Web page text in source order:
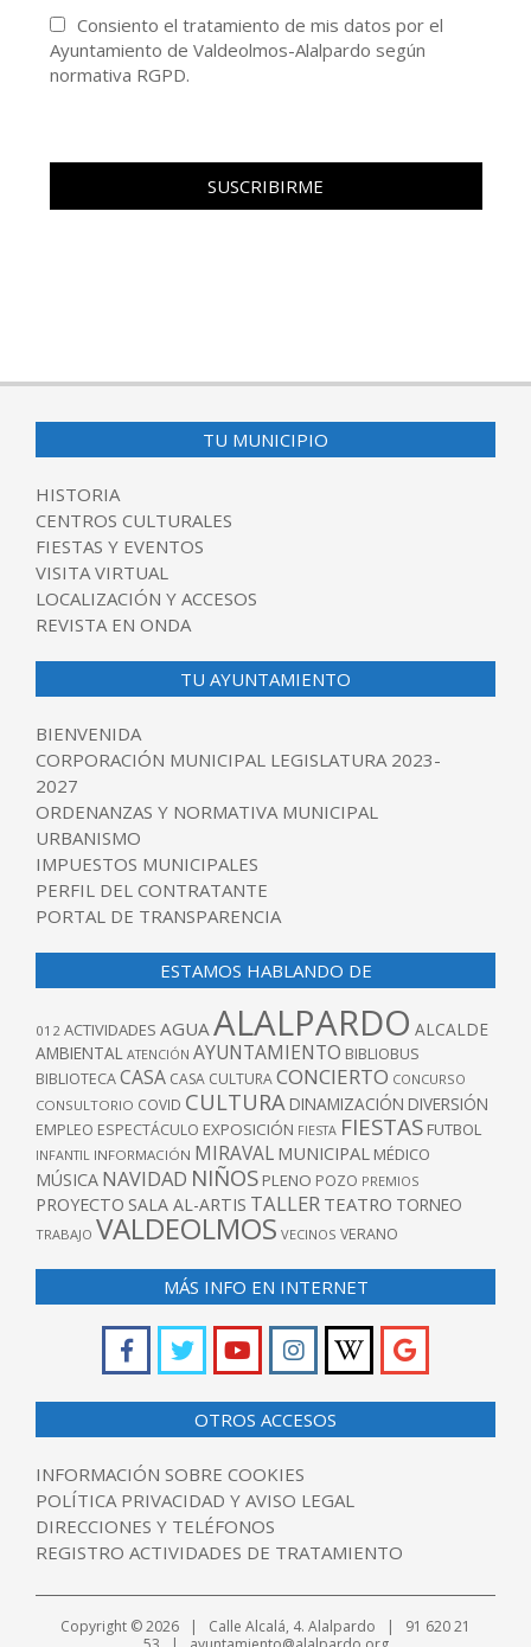
Consiento el tratamiento de mis datos por el
Ayuntamiento de Valdeolmos-Alalpardo según
normativa RGPD.
TU MUNICIPIO
HISTORIA
CENTROS CULTURALES
FIESTAS Y EVENTOS
VISITA VIRTUAL
LOCALIZACIÓN Y ACCESOS
REVISTA EN ONDA
TU AYUNTAMIENTO
BIENVENIDA
CORPORACIÓN MUNICIPAL LEGISLATURA 2023-
2027
ORDENANZAS Y NORMATIVA MUNICIPAL
URBANISMO
IMPUESTOS MUNICIPALES
PERFIL DEL CONTRATANTE
PORTAL DE TRANSPARENCIA
ESTAMOS HABLANDO DE
012 ACTIVIDADES AGUA ALALPARDO ALCALDE
AMBIENTAL ATENCIÓN AYUNTAMIENTO BIBLIOBUS
BIBLIOTECACASA CASA CULTURACONCIERTO CONCURSO
CONSULTORIO COVID CULTURA DINAMIZACIÓN DIVERSIÓN
EMPLEO ESPECTÁCULO EXPOSICIÓN FIESTA FIESTAS FUTBOL
INFANTIL INFORMACIÓN MIRAVAL MUNICIPAL MÉDICO
MÚSICA NAVIDAD NIÑOS PLENO POZO PREMIOS
PROYECTO SALA AL-ARTIS TALLER TEATRO TORNEO
TRABAJO VALDEOLMOS VECINOS VERANO
MÁS INFO EN INTERNET
OTROS ACCESOS
INFORMACIÓN SOBRE COOKIES
POLÍTICA PRIVACIDAD Y AVISO LEGAL
DIRECCIONES Y TELÉFONOS
REGISTRO ACTIVIDADES DE TRATAMIENTO
Copyright © 2026 | Calle Alcalá, 4. Alalpardo | 91 620 21